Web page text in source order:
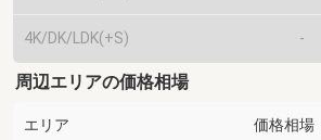
4K/DK/LDK(+S) -
周辺エリアの価格相場
エリア 価格相場